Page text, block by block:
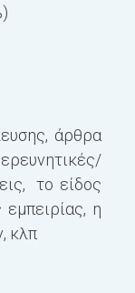
άρθρα
το είδος
η
κλπ